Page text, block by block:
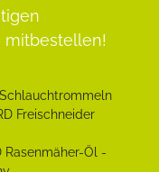
mitbestellen!